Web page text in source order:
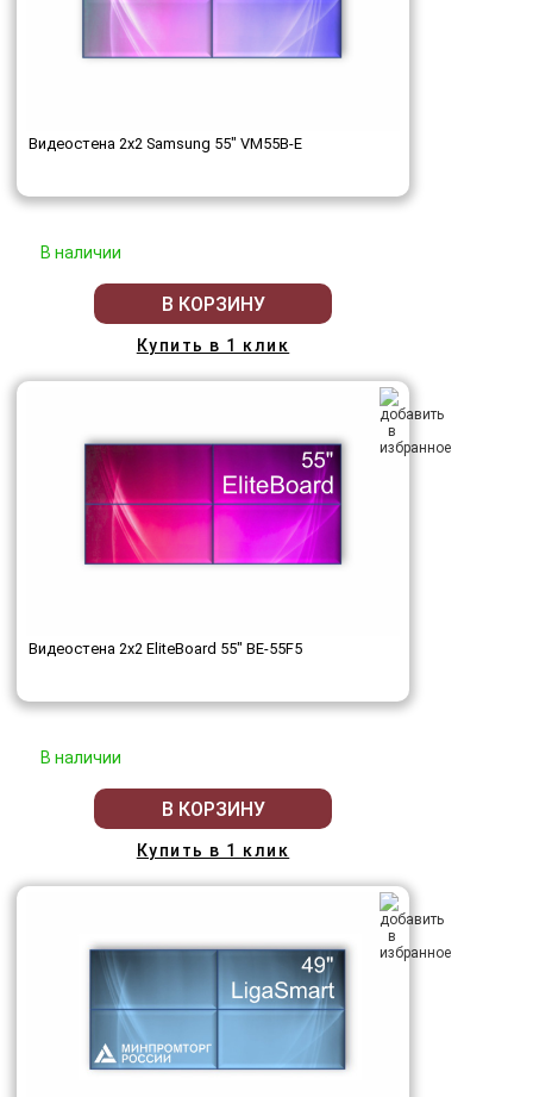
Видеостена 2x2 Samsung 55" VM55B-E
В наличии
В КОРЗИНУ
Купить в 1 клик
Видеостена 2x2 EliteBoard 55" BE-55F5
В наличии
В КОРЗИНУ
Купить в 1 клик